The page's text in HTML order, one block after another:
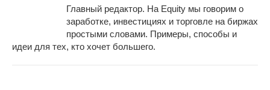
Главный редактор. На Equity мы говорим о
заработке, инвестициях и торговле на биржах
простыми словами. Примеры, способы и
идеи для тех, кто хочет большего.